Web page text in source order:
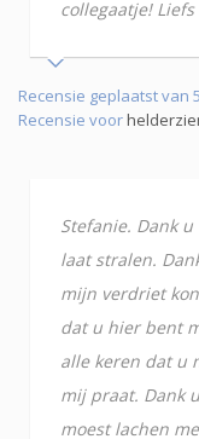
collegaatje! Liefs
Recensie geplaatst van 5
Recensie voor
Stefanie. Dank
laat stralen.
mijn verdriet
dat u hier bent
alle keren dat u
mij praat. Dank
moest lachen